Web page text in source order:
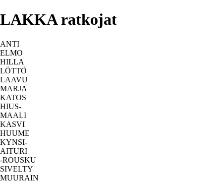
LAKKA ratkojat
ANTI
ELMO
HILLA
LÖTTÖ
LAAVU
MARJA
KATOS
HIUS-
MAALI
KASVI
HUUME
KYNSI-
AITURI
-ROUSKU
SIVELTY
MUURAIN